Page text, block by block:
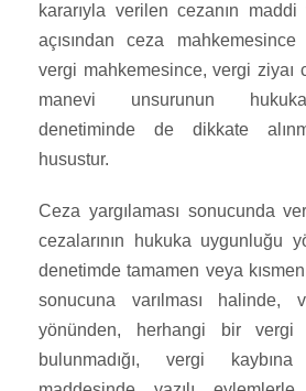
kararıyla verilen cezanın
açısından ceza
vergi mahkemesince, vergi ziyaı
manevi unsurunun
denetiminde de dikkate
husustur.
Ceza yargılaması sonucunda
cezalarının hukuka uygunluğu
denetimde tamamen veya kısmen
sonucuna varılması halinde,
yönünden, herhangi bir vergi
bulunmadığı, vergi